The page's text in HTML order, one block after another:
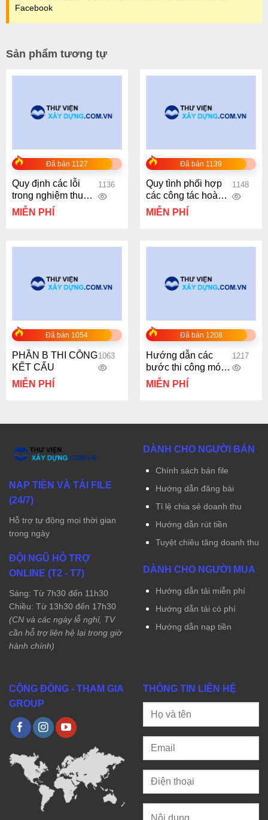
Facebook
Sản phẩm tương tự
Đã bán 1127
Quy định các lỗi
trong nghiệm thu
căn hộ
1136
MIỄN PHÍ
Đã bán 1139
Quy tình phối hợp
các công tác hoàn
thiện trên 1 tầng
1148
MIỄN PHÍ
Đã bán 1054
PHẦN B THI CÔNG
KẾT CẤU
1063
MIỄN PHÍ
Đã bán 1208
Hướng dẫn các
bước thi công móng
đơn
1217
MIỄN PHÍ
NẠP TIỀN VÀ TẢI FILE
(24/7)
Hỗ trợ tự động mọi thời gian
trong ngày
ĐỘI NGŨ HỖ TRỢ
ONLINE (T2 - T7)
Sáng: Từ 7h30 đến 11h30
Chiều: Từ 13h30 đến 17h30
(CN và các ngày lễ nghỉ, TV
cần hỗ trợ liên hệ lại trong giờ
hành chính)
DÀNH CHO NGƯỜI BÁN
Chính sách bán file
Hướng dẫn đăng bài
Tỉ lệ chia sẻ doanh thu
Hướng dẫn rút tiền
Tuyệt chiêu tăng doanh thu
DÀNH CHO NGƯỜI MUA
Hướng dẫn tải miễn phí
Hướng dẫn tải có phí
Hướng dẫn nạp tiền
CỘNG ĐỒNG - THAM GIA
GROUP
THÔNG TIN LIÊN HỆ